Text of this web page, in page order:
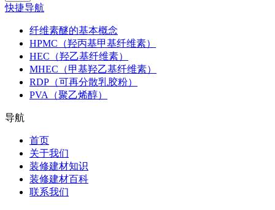
快捷导航
纤维素醚的基本概念
HPMC（羟丙基甲基纤维素）
HEC（羟乙基纤维素）
MHEC（甲基羟乙基纤维素）
RDP（可再分散乳胶粉）
PVA（聚乙烯醇）
导航
首页
关于我们
装修建材知识
装修建材百科
联系我们